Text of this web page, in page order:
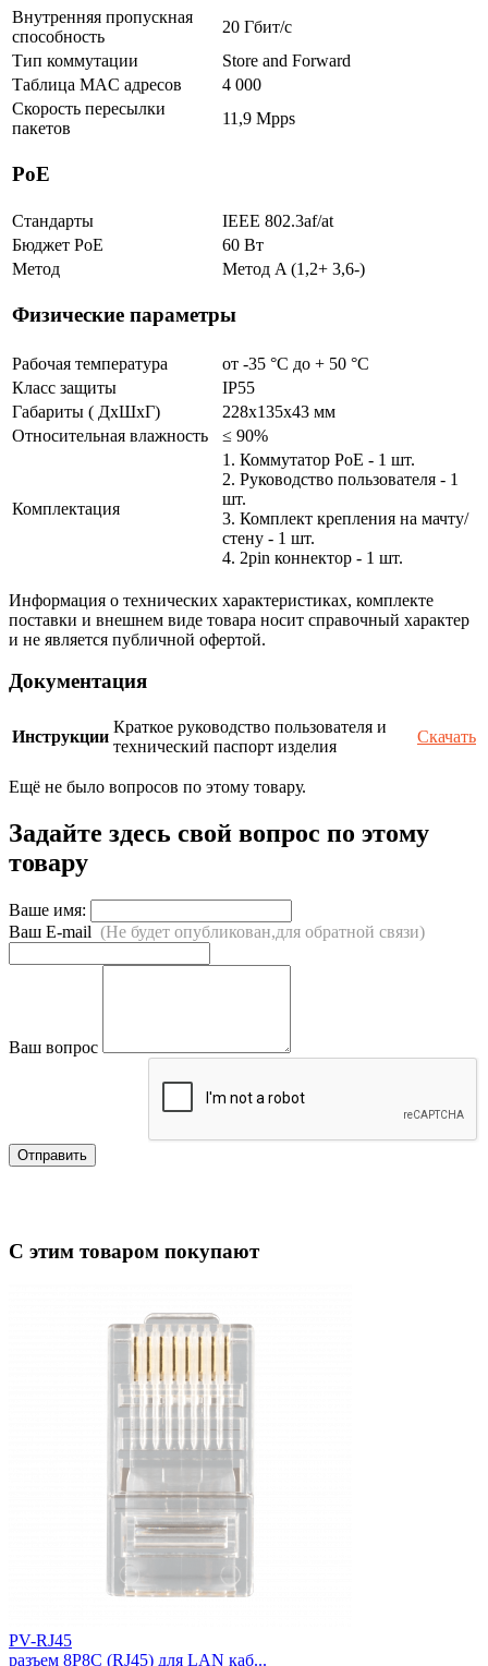
Внутренняя пропускная
способность
20 Гбит/с
Тип коммутации
Store and Forward
Таблица MAC адресов
4 000
Скорость пересылки
пакетов
11,9 Mpps
PoE
Стандарты
IEEE 802.3af/at
Бюджет PoE
60 Вт
Метод
Метод A (1,2+ 3,6-)
Физические параметры
Рабочая температура
от -35 °С до + 50 °C
Класс защиты
IP55
Габариты ( ДхШхГ)
228х135х43 мм
Относительная влажность
≤ 90%
Комплектация
1. Коммутатор PoE - 1 шт.
2. Руководство пользователя - 1
шт.
3. Комплект крепления на мачту/
стену - 1 шт.
4. 2pin коннектор - 1 шт.
Информация о технических характеристиках, комплекте
поставки и внешнем виде товара носит справочный характер
и не является публичной офертой.
Документация
Инструкции
Краткое руководство пользователя и
технический паспорт изделия
Скачать
Ещё не было вопросов по этому товару.
Задайте здесь свой вопрос по этому
товару
Ваше имя:
Ваш E-mail (Не будет опубликован,для обратной связи)
Ваш вопрос
Отправить
С этим товаром покупают
PV-RJ45
разъем 8P8C (RJ45) для LAN каб...